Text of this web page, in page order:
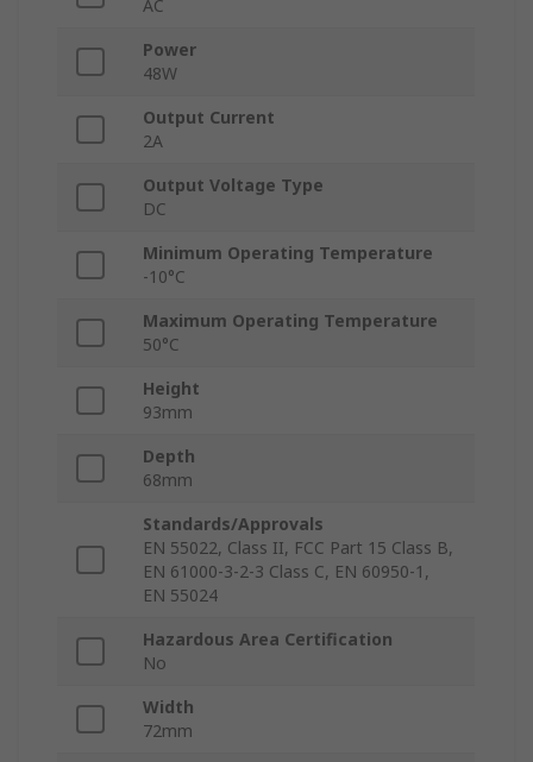
AC
Power
48W
Output Current
2A
Output Voltage Type
DC
Minimum Operating Temperature
-10°C
Maximum Operating Temperature
50°C
Height
93mm
Depth
68mm
Standards/Approvals
EN 55022, Class II, FCC Part 15 Class B,
EN 61000-3-2-3 Class C, EN 60950-1,
EN 55024
Hazardous Area Certification
No
Width
72mm